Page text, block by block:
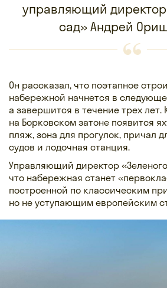
управляющий директор
сад» Андрей
Он рассказал, что поэтапное
набережной начнется в
а завершится в течение трех лет.
на Борковском затоне появится
пляж, зона для прогулок, причал
судов и лодочная станция.
Управляющий директор
что набережная станет
построенной по классическим
но не уступающим европейским